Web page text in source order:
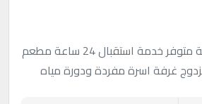
يان للشقق للمخدومة متوفر خدمة استقبال 24 ساعة مطعم
غرفة اسرة مفردة ودورة مياه